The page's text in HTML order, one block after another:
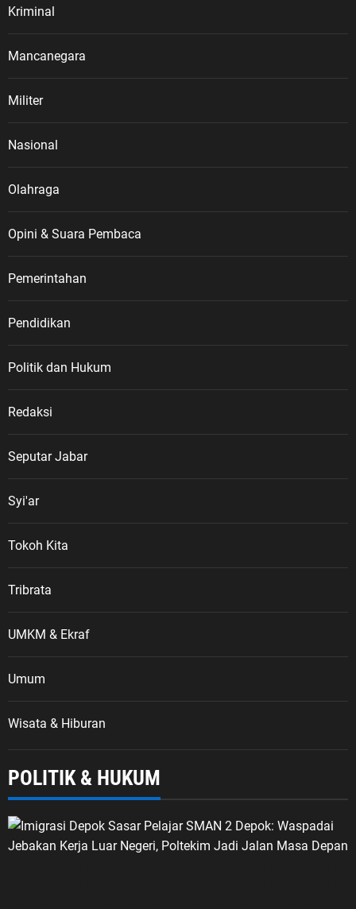
Kriminal
Mancanegara
Militer
Nasional
Olahraga
Opini & Suara Pembaca
Pemerintahan
Pendidikan
Politik dan Hukum
Redaksi
Seputar Jabar
Syi'ar
Tokoh Kita
Tribrata
UMKM & Ekraf
Umum
Wisata & Hiburan
POLITIK & HUKUM